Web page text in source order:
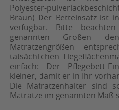
Polyester-
Braun) Der Betteinsatz ist
verfügbar. Bitte
genannten Größen
Matratzengrößen
tatsächlichen
einfach: Der Pflegebett-
kleiner, damit er in Ihr
Die Matratzenhalter sind
Matratze im genannten Maß